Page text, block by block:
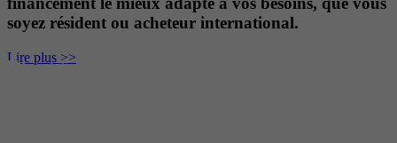
soyez résident ou acheteur international.
Lire plus >>